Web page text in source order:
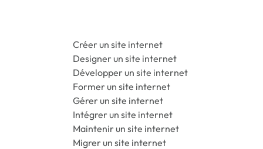
Créer un site internet
Designer un site internet
Développer un site internet
Former un site internet
Gérer un site internet
Intégrer un site internet
Maintenir un site internet
Migrer un site internet